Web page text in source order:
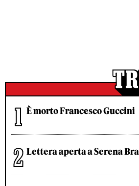
È morto Francesco Guccini
Lettera aperta a Serena